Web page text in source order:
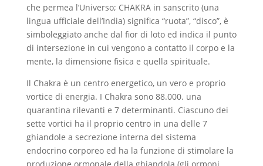
che permea l’Universo; CHAKRA in sanscrito (una
lingua ufficiale dell’India) significa “ruota”, “disco”, è
simboleggiato anche dal fior di loto ed indica il punto
di intersezione in cui vengono a contatto il corpo e la
mente, la dimensione fisica e quella spirituale.
Il Chakra è un centro energetico, un vero e proprio
vortice di energia. I Chakra sono 88.000. una
quarantina rilevanti e 7 determinanti. Ciascuno dei
sette vortici ha il proprio centro in una delle 7
ghiandole a secrezione interna del sistema
endocrino corporeo ed ha la funzione di stimolare la